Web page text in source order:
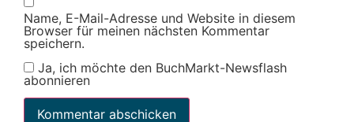
Name, E-Mail-Adresse und Website in diesem
Browser für meinen nächsten Kommentar
speichern.
Ja, ich möchte den BuchMarkt-Newsflash
abonnieren